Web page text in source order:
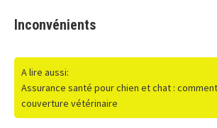
Inconvénients
A lire aussi:
Assurance santé pour chien et chat :
couverture vétérinaire